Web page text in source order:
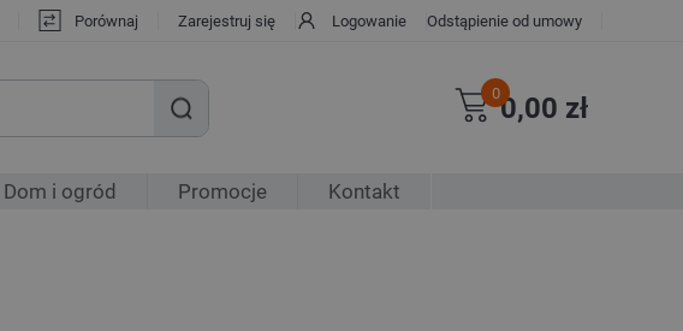
Porównaj Zarejestruj się Logowanie Odstąpienie od umowy
00,00 zł
Dom i ogród Promocje Kontakt